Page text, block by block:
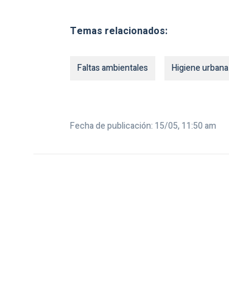
Temas relacionados:
Faltas ambientales Higiene urbana
Fecha de publicación: 15/05, 11:50 am